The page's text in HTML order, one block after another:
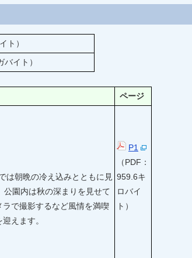
ト）
バイト）
ページ
は朝晩の冷え込みとともに見
園内は秋の深まりを見せて
で撮影するなど風情を満喫
えます。
P1
（PDF：
959.6キ
ロバイ
ト）